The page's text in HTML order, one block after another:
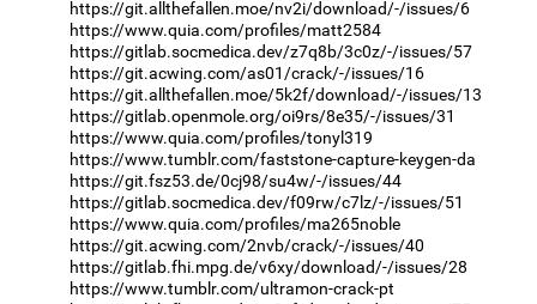
https://git.allthefallen.moe/nv2i/download/-/issues/6
https://www.quia.com/profiles/matt2584
https://gitlab.socmedica.dev/z7q8b/3c0z/-/issues/57
https://git.acwing.com/as01/crack/-/issues/16
https://git.allthefallen.moe/5k2f/download/-/issues/13
https://gitlab.openmole.org/oi9rs/8e35/-/issues/31
https://www.quia.com/profiles/tonyl319
https://www.tumblr.com/faststone-capture-keygen-da
https://git.fsz53.de/0cj98/su4w/-/issues/44
https://gitlab.socmedica.dev/f09rw/c7lz/-/issues/51
https://www.quia.com/profiles/ma265noble
https://git.acwing.com/2nvb/crack/-/issues/40
https://gitlab.fhi.mpg.de/v6xy/download/-/issues/28
https://www.tumblr.com/ultramon-crack-pt